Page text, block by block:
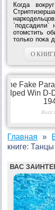
Когда
`подсадили`
отомстить
только пока
свести счеты
О
Главная
книге: